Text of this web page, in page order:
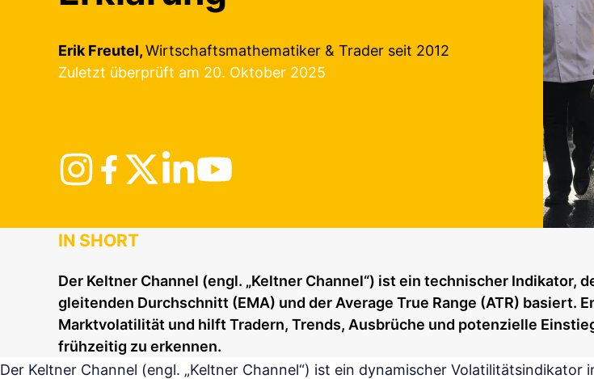
Erik Freutel,Wirtschaftsmathematiker & Trader seit 2012
Zuletzt überprüft am 20. Oktober 2025
IN SHORT
Der Keltner Channel (engl. „Keltner Channel“) ist ein technischer Indikator,
gleitenden Durchschnitt (EMA) und der Average True Range (ATR) basiert.
Marktvolatilität und hilft Tradern, Trends, Ausbrüche und potenzielle
frühzeitig zu erkennen.
Der Keltner Channel (engl. „Keltner Channel“) ist ein dynamischer Volatilitätsindikator